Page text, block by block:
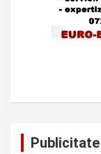
Publicitate